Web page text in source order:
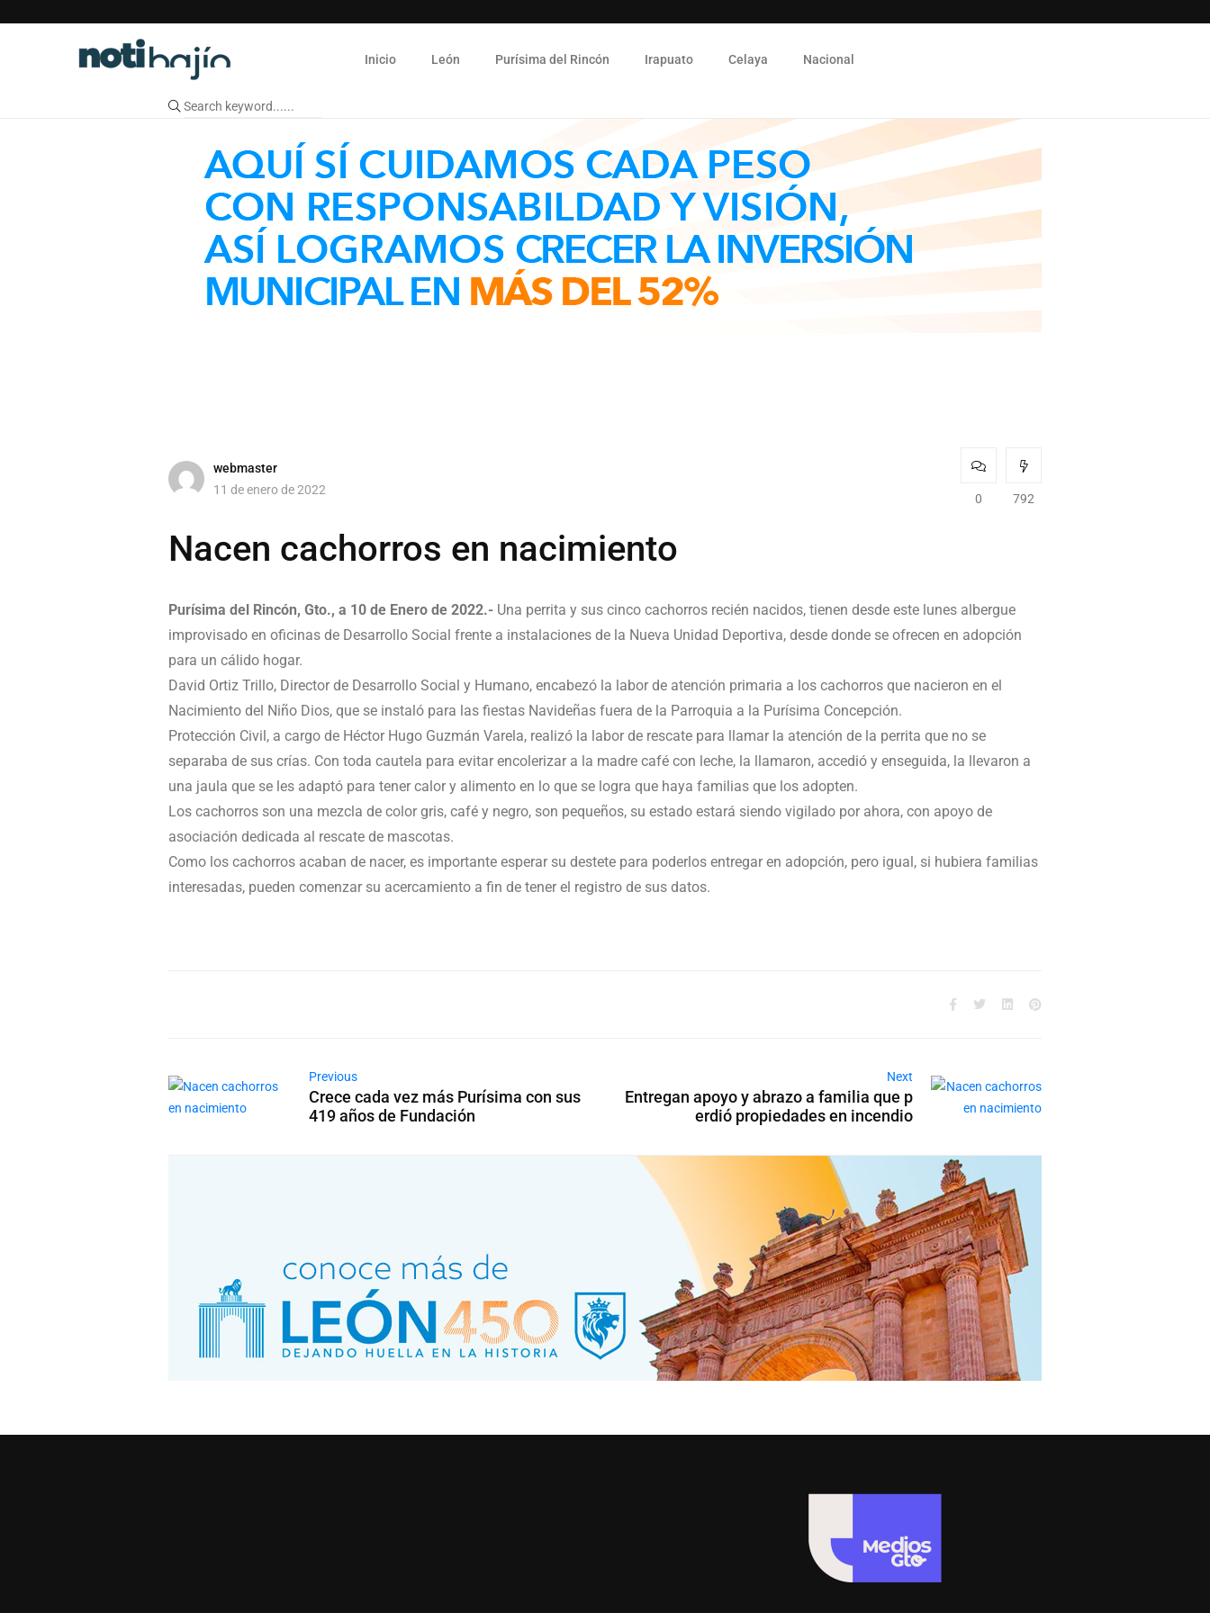
Inicio León Purísima del Rincón Irapuato Celaya Nacional
webmaster
11 de enero de 2022
0 792
Nacen cachorros en nacimiento
Purísima del Rincón, Gto., a 10 de Enero de 2022.- Una perrita y sus cinco cachorros recién nacidos, tienen desde este lunes albergue
improvisado en oficinas de Desarrollo Social frente a instalaciones de la Nueva Unidad Deportiva, desde donde se ofrecen en adopción
para un cálido hogar.
David Ortiz Trillo, Director de Desarrollo Social y Humano, encabezó la labor de atención primaria a los cachorros que nacieron en el
Nacimiento del Niño Dios, que se instaló para las fiestas Navideñas fuera de la Parroquia a la Purísima Concepción.
Protección Civil, a cargo de Héctor Hugo Guzmán Varela, realizó la labor de rescate para llamar la atención de la perrita que no se
separaba de sus crías. Con toda cautela para evitar encolerizar a la madre café con leche, la llamaron, accedió y enseguida, la llevaron a
una jaula que se les adaptó para tener calor y alimento en lo que se logra que haya familias que los adopten.
Los cachorros son una mezcla de color gris, café y negro, son pequeños, su estado estará siendo vigilado por ahora, con apoyo de
asociación dedicada al rescate de mascotas.
Como los cachorros acaban de nacer, es importante esperar su destete para poderlos entregar en adopción, pero igual, si hubiera familias
interesadas, pueden comenzar su acercamiento a fin de tener el registro de sus datos.
Previous
Crece cada vez más Purísima con sus
419 años de Fundación
Next
Entregan apoyo y abrazo a familia que p
erdió propiedades en incendio